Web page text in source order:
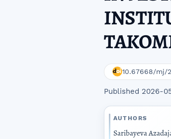
10.67668/mj/
Published 2026-
AUTHORS
Saribayeva